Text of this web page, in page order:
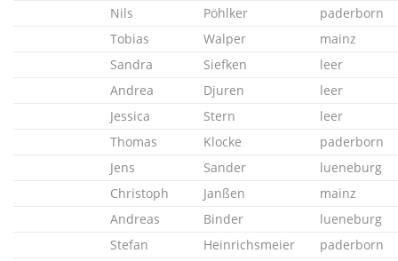
Nils
Pöhlker
paderborn
Tobias
Walper
mainz
Sandra
Siefken
leer
Andrea
Djuren
leer
Jessica
Stern
leer
Thomas
Klocke
paderborn
Jens
Sander
lueneburg
Christoph
Janßen
mainz
Andreas
Binder
lueneburg
Stefan
Heinrichsmeier
paderborn